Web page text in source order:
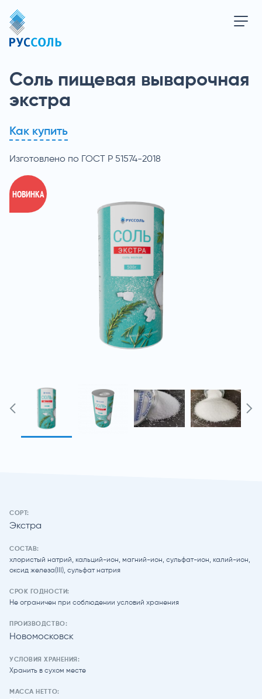
Соль пищевая выварочная
экстра
Как купить
Изготовлено по ГОСТ Р 51574-2018
СОРТ:
Экстра
СОСТАВ:
хлористый натрий, кальций-ион, магний-ион, сульфат-ион, калий-ион,
оксид железа(III), сульфат натрия
СРОК ГОДНОСТИ:
Не ограничен при соблюдении условий хранения
ПРОИЗВОДСТВО:
Новомосковск
УСЛОВИЯ ХРАНЕНИЯ:
Хранить в сухом месте
МАССА НЕТТО:
НОВИНКА